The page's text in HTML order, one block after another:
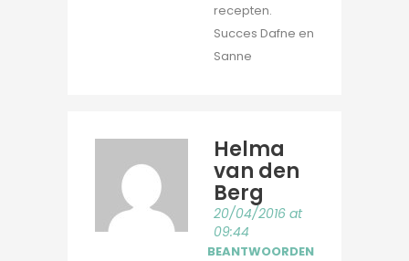
recepten.
Succes Dafne en
Sanne
Helma
van den
Berg
20/04/2016 at
09:44
BEANTWOORDEN